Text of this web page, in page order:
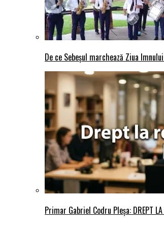
De ce Sebeșul marchează Ziua
Primar Gabriel Codru Pleșa: DREPT